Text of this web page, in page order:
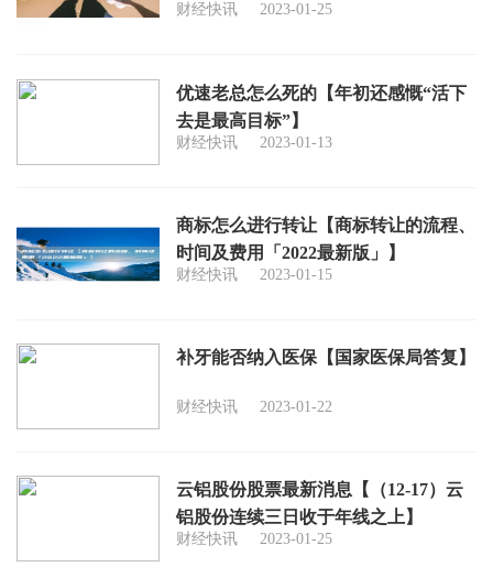
财经快讯 2023-01-25
优速老总怎么死的【年初还感慨“活下
去是最高目标”】
财经快讯 2023-01-13
商标怎么进行转让【商标转让的流程、
时间及费用「2022最新版」】
财经快讯 2023-01-15
补牙能否纳入医保【国家医保局答复】
财经快讯 2023-01-22
云铝股份股票最新消息【（12-17）云
铝股份连续三日收于年线之上】
财经快讯 2023-01-25